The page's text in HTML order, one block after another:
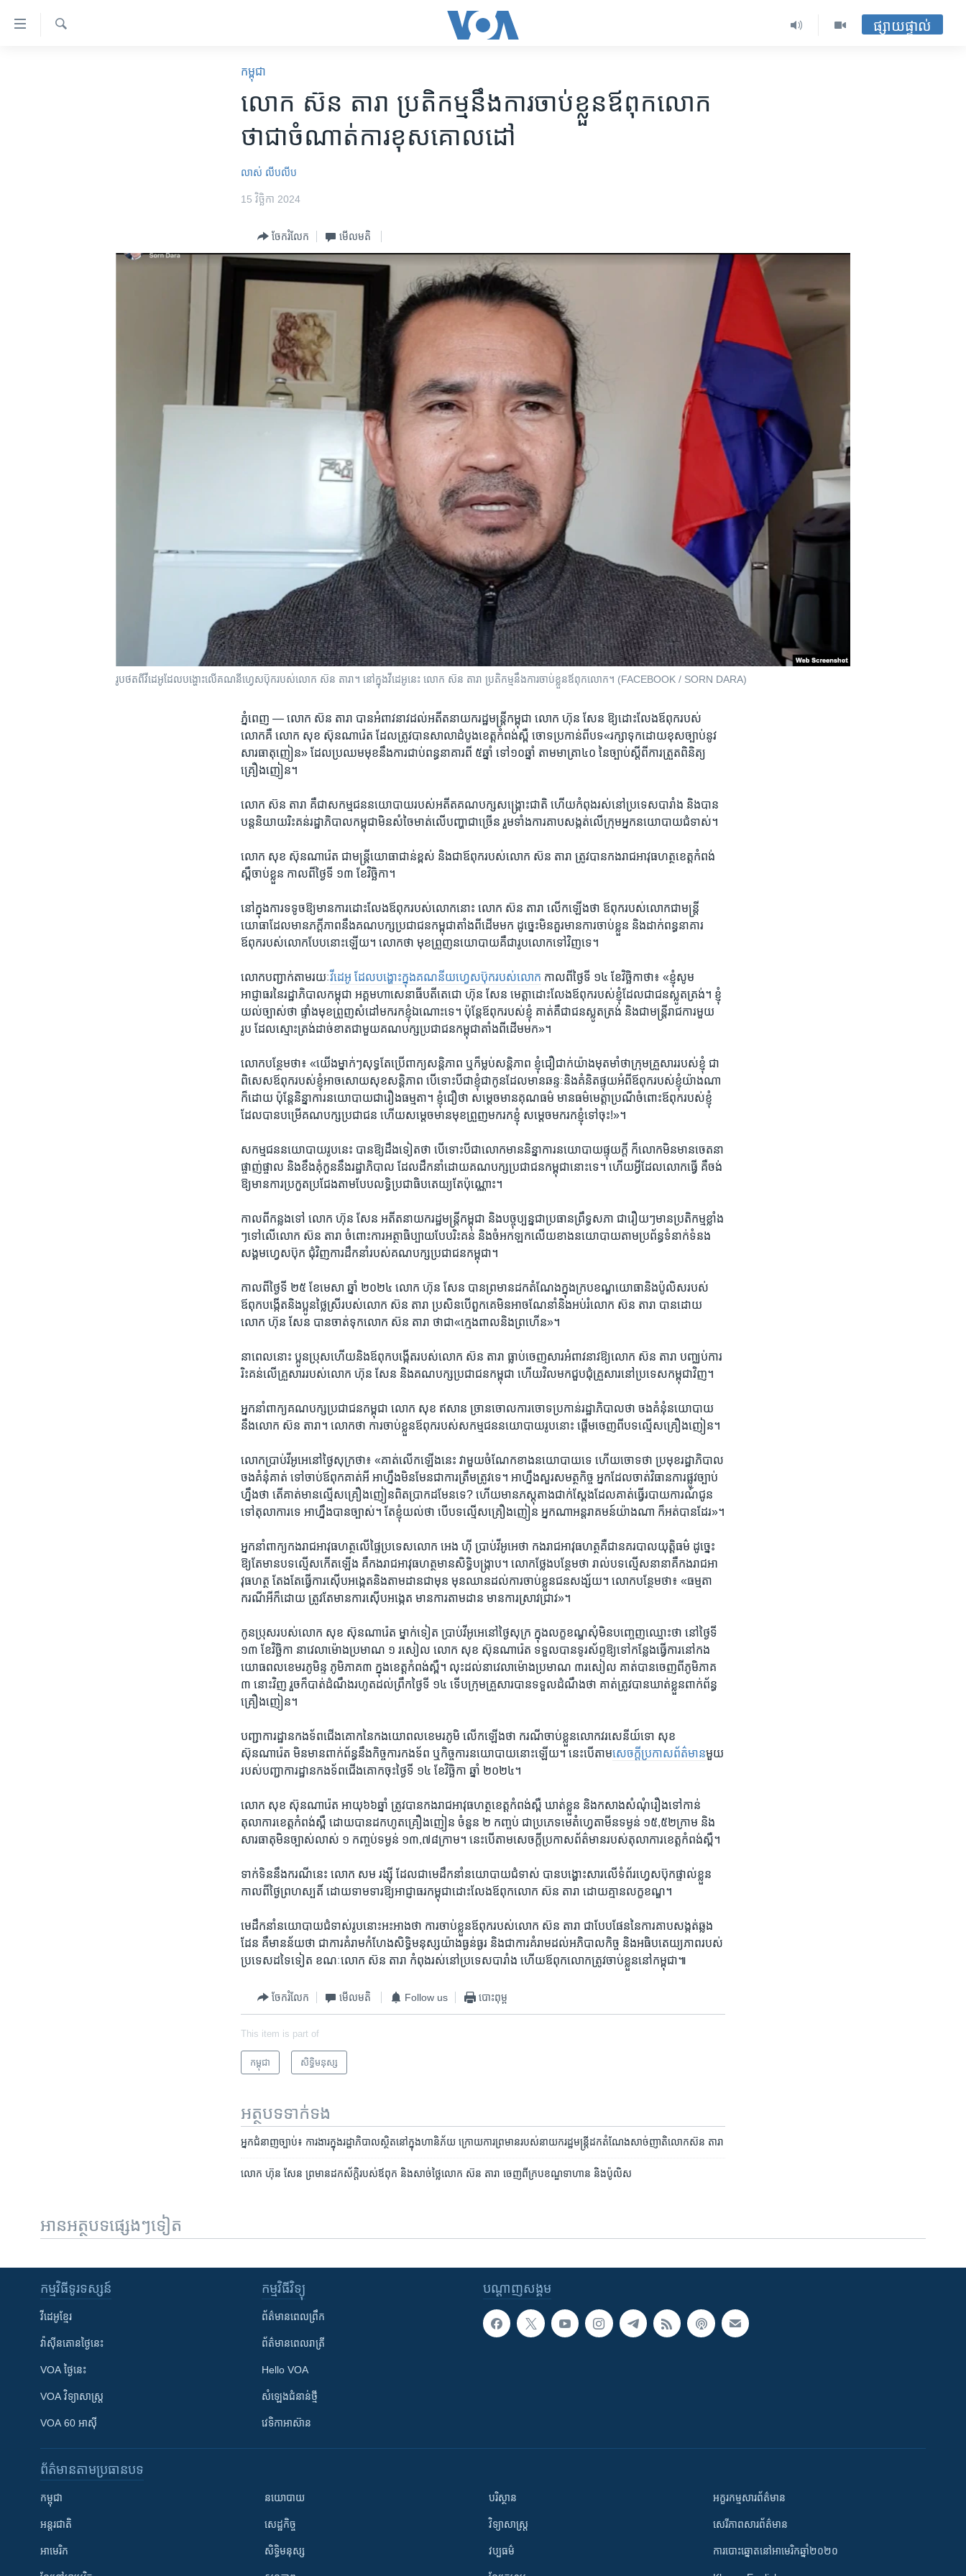
ទៅ​
ផ្សាយផ្ទាល់
កម្ពុជា
លោក​ ស៊ន តារា ប្រតិកម្មនឹង​​ការ​ចាប់​​ខ្លួន​​​ឪពុក​លោក​​
ថា​​ជា​​ចំណាត់​ការ​​ខុស​​គោលដៅ
លាស់ លីបលីប
15 វិច្ឆិកា 2024
ចែករំលែក មើល​មតិ
រូបថតពី​វីដេអូដែល​បង្ហោះលើ​គណនីហ្វេសប៊ុករបស់​លោក ស៊ន តារា។ នៅ​ក្នុងវីដេអូនេះ លោក​ ស៊ន តារា ប្រតិកម្មនឹង​​ការ​ចាប់​​ខ្លួន​​​ឪពុក​លោក​​។ (FACEBOOK / SORN DARA)
ភ្នំពេញ —លោក ​ស៊ន តារា​ បាន​អំពាវ​នាវ​ដល់​អតីត​នាយក​រដ្ឋ​មន្ត្រី​កម្ពុជា​ លោក ​ហ៊ុន សែន ​ឱ្យ​ដោះ​លែង​ឪពុក​របស់​
លោក​គឺ​ លោក សុខ ស៊ុន​ណា​រ៉េត ដែល​ត្រូវ​បានសាលា​ដំបូង​ខេត្ត​កំពង់ស្ពឺ ​ចោទ​ប្រកាន់​ពី​បទ​«រក្សា​ទុក​ដោយ​ខុស​ច្បាប់​នូវ​
សារ​ធាតុ​ញៀន» ដែល​ប្រឈម​មុខ​នឹង​ការជាប់​ពន្ធនាគារ​ពី ​៥ឆ្នាំ ​ទៅ​១០ឆ្នាំ ​តាម​មាត្រា​៤០ ​នៃ​ច្បាប់​ស្តីពីការ​ត្រួត​ពិនិត្យ​
គ្រឿង​ញៀន​។ ​
លោក ​ស៊ន តារា គឺ​ជា​សកម្មជន​នយោ​បាយ​របស់​អតីត​គណ​បក្ស​សង្គ្រោះ​ជាតិ ហើយ​កំពុង​រស់​នៅ​ប្រទេស​បារាំង​ និង​បាន​
បន្ត​និយាយ​រិះគន់​រដ្ឋាភិបាល​កម្ពុជា​មិន​សំចៃ​មាត់​លើ​បញ្ហា​ជាច្រើន​ រួម​ទាំង​ការ​គាប​សង្កត់លើ​ក្រុម​អ្នក​នយោ​បាយ​ជំទាស់។​
លោក សុខ ស៊ុន​ណារ៉េត​ ​ជា​មន្ត្រី​យោធា​ជាន់ខ្ពស់​ និង​ជា​ឪពុករបស់លោក ​ស៊ន តារា​ ​ត្រូវ​បាន​កង​រាជ​អាវុធ​ហត្ថ​ខេត្ត​កំពង់
ស្ពឺ​ចាប់ខ្លួន​ កាល​ពី​ថ្ងៃ​ទី ១៣ ​ខែ​វិច្ឆិកា​។
នៅ​ក្នុង​ការ​ទទូច​ឱ្យ​មាន​ការ​ដោះ​លែង​ឪពុក​របស់​លោក​នោះ ​លោក​ ស៊ន តារា​ ​លើក​ឡើង​ថា ​ឪពុក​របស់​លោក​ជា​មន្ត្រី​
យោធាដែលមាន​ភក្តី​ភាព​នឹង​គណបក្ស​ប្រជា​ជនកម្ពុជា​តាំង​ពី​ដើម​មក​ ដូច្នេះ​មិន​គួរ​មាន​ការ​ចាប់ខ្លួន​ និងដាក់​ពន្ធនាគារ​
ឪពុក​របស់​លោក​បែប​នោះ​ឡើយ។ លោក​ថា ​មុខ​ព្រួញ​នយោ​បាយគឺ​ជារូ​បលោកទៅវិញ​ទេ។
លោក​បញ្ជាក់​តាម​រយៈ​វី​ដេអូ​ ដែល​បង្ហោះ​ក្នុង​គណនីយ​ហ្វេសប៊ុក​របស់​លោក កាលពី​ថ្ងៃ​ទី​ ១៤ ​ខែ​វិច្ឆិកា​ថា​៖​ «​ខ្ញុំ​សូម​
អាជ្ញាធរ​នៃ​រដ្ឋា​ភិបាល​កម្ពុជា​ អគ្គ​មហាសេនា​ធីបតី​តេ​ជោ ​ហ៊ុន សែន ​មេត្តា​ដោះ​លែង​ឪពុក​របស់​ខ្ញុំ​ដែល​ជា​ជន​ស្លូត​ត្រង់។​ ខ្ញុំ​
យល់​ច្បាស់​ថា ​ផ្ទាំង​មុខ​ព្រួញ​សំដៅ​មក​រកខ្ញុំ​ឯណោះទេ​។ ​ប៉ុន្តែ​ឪពុក​របស់ខ្ញុំ ​គាត់គឺ​ជាជន​ស្លូត​ត្រង់ និង​ជា​មន្ត្រី​រាជ​ការ​មួយ
រូប ដែល​ស្មោះ​ត្រង់​ដាច់ខាត​ជាមួយ​គណ​បក្ស​ប្រជា​ជន​កម្ពុជា​តាំងពី​ដើម​មក​»។
លោក​បន្ថែម​ថា​៖ ​«យើង​ម្នាក់​ៗសុទ្ធ​តែប្រើ​ពាក្យ​សន្តិភាព ឬ​ក៏​ម្លប់​សន្តិភាព ខ្ញុំជឿ​ជាក់​យ៉ាង​មុត​មាំ​ថាក្រុម​គ្រួសារ​របស់​ខ្ញុំ ​ជា
ពិសេស​ឪពុក​របស់ខ្ញុំអាច​សោយ​សុខ​សន្តិ​ភាព បើ​ទោះបីជា​ខ្ញុំជាកូន​ដែល​មាន​ឆន្ទៈនិងគំនិតផ្ទុយ​អំពី​ឪពុក​របស់​ខ្ញុំ​យ៉ាង​ណា
ក៏​ដោយ​ ប៉ុន្តែ​និន្នាការ​នយោ​បាយ​ជារឿង​ធម្មតា។ ​ខ្ញុំជឿ​ថា​ សម្តេច​មាន​គុណ​ធម៌​ មាន​ធម៌​មេត្តា​ប្រណីចំពោះ​ឪពុក​របស់​ខ្ញុំ
ដែល​បាន​បម្រើ​គណ​បក្ស​ប្រជា​ជន ​ហើយសម្តេច​មាន​មុខ​ព្រួញ​មករក​ខ្ញុំ ​សម្តេច​មក​រក​ខ្ញុំ​ទៅចុះ​!»​។
សកម្ម​ជន​នយោ​បាយ​រូប​នេះ​ បាន​ឱ្យដឹងទៀតថា ​បើទោះ​បីជា​លោក​មាន​និន្នាការ​នយោ​បាយ​ផ្ទុយក្តី ក៏លោក​មិន​មាន​ចេតនា​
ផ្ចាញ់​ផ្ចាល ​និង​ខឹង​គុំ​កួន​នឹងរដ្ឋាភិបាល ​ដែល​ដឹកនាំ​ដោយ​គណ​បក្ស​ប្រជាជន​កម្ពុជា​នោះទេ។ ហើយអ្វី​ដែល​លោក​ធ្វើ​ គឺ​ចង់​
ឱ្យ​មាន​ការ​ប្រកួត​ប្រជែង​តាម​បែប​លទ្ធិ​ប្រជា​ធិប​តេយ្យ​តែ​ប៉ុណ្ណោះ​។
កាល​ពី​កន្លង​ទៅ ​លោក ​ហ៊ុន សែន ​អតីត​នាយក​រដ្ឋមន្ត្រី​កម្ពុជា និង​បច្ចុប្បន្ន​ជា​ប្រធាន​ព្រឹទ្ធ​សភា​ ​ជារឿយៗ​មានប្រតិកម្ម​ខ្លាំង​
ៗ​ទៅ​លើ​លោក ​ស៊ន តារា​ ចំពោះ​ការ​អត្ថា​ធិប្បាយ​បែប​រិះគន់​ និង​ចំអក​ឡក​លើយ​ខាង​នយោបាយតាម​ប្រព័ន្ធ​ទំនាក់​ទំនង​
សង្គម​ហ្វេស​ប៊ុក​ ជុំវិញ​ការ​ដឹក​នាំ​របស់​គណ​បក្ស​ប្រជា​ជន​កម្ពុជា។
កាល​ពីថ្ងៃ​ទី ២៥ ខែមេសា ​ឆ្នាំ​ ២០២៤ លោក​ ​ហ៊ុន សែន​ បាន​ព្រ​មាន​ដក​តំណែង​ក្នុង​ក្រប​ខណ្ឌ​យោធា​និង​ប៉ូលិសរបស់​
ឪពុក​បង្កើត​និង​ប្អូន​ថ្លៃ​ស្រី​របស់​លោក ស៊ន តារា ​ប្រសិន​បើ​ពួក​គេ​មិន​អាច​ណែនាំនិងអប់រំ​លោក ស៊ន ​តារា​ បានដោយ
លោក ហ៊ុន សែន បានចាត់​ទុក​លោក ស៊ន តារា ​ថា​ជា​«ក្មេង​ពាលនិងព្រហើន​»។​
នាពេល​នោះ ​ប្អូន​ប្រុសហើយ​និង​ឪពុក​បង្កើត​របស់​លោក​ ស៊ន តារា ​ធ្លាប់​ចេញ​សារ​អំពាវ​នាវ​ឱ្យ​លោក ស៊ន តារា​ បញ្ឈប់​ការ​
រិះគន់​លើ​គ្រួសារ​របស់​លោក ហ៊ុន សែន និង​គណ​បក្ស​ប្រជា​ជន​កម្ពុជា​ ហើយ​វិល​មក​ជួបជុំ​គ្រួសារ​នៅ​ប្រទេស​កម្ពុជា​វិញ​។
អ្នក​នាំ​ពាក្យ​គណ​បក្ស​ប្រជា​ជន​កម្ពុជា លោក ​សុខ​ ឥសាន​ ច្រាន​ចោល​ការចោទ​ប្រកាន់​រដ្ឋា​ភិ​បាល​ថា​ ចង​គំនុំ​នយោបាយ​
នឹង​លោក ​ស៊ន តារា។ លោក​ថា ​ការ​ចាប់ខ្លួន​ឪពុក​របស់​សកម្មជន​នយោបាយ​រូប​នោះ ​ផ្តើម​ចេញពីបទ​ល្មើស​គ្រឿង​ញៀន​។ ​
​លោកប្រាប់វីអូអេនៅ​ថ្ងៃសុក្រ​ថា៖ «គាត់​លើក​ឡើងនេះ វាមួយ​ចំណែក​ខាង​នយោ​បាយ​ទេ ​ហើយ​ចោទថា​ ​ប្រមុខ​រដ្ឋា​ភិបាល​
ចង​គំនុំ​គាត់ ​ទៅ​ចាប់​ឪពុក​គាត់អី ​អាហ្នឹង​មិន​មែន​ជា​ការ​ត្រឹម​ត្រូវទេ​។ ​អាហ្នឹង​សួរ​សមត្ថ​កិច្ច ​អ្នក​ដែល​ចាត់​វិធានការ​ផ្លូវ​ច្បាប់​
ហ្នឹង​ថា តើ​គាត់​មាន​ល្មើស​គ្រឿង​ញៀន​ពិត​ប្រាក​ដ​មែនទេ?​ ហើយ​មាន​ភស្តុតាង​ជា​ក់ស្តែង​ដែល​គាត់​ធ្វើ​របាយ​ការណ៍​ជូន​
ទៅ​តុលាការ​ទេ ​អាហ្នឹង​បាន​ច្បាស់​។ តែ​ខ្ញុំ​យល់​ថា បើបទ​ល្មើស​គ្រឿង​ញៀន​ អ្នក​ណា​អន្ត​រាគមន៍​យ៉ាង​ណា ​ក៏​អត់​បាន​ដែរ»​។
អ្នក​នាំពាក្យ​កង​រាជ​អាវុធ​ហត្ថ​លើ​ផ្ទៃ​ប្រទេស​លោក ​អេង ហ៊ី​ ប្រាប់​វីអូអេ​ថា កង​រាជ​អាវុធ​ហត្ថ​គឺជា​នគរ​បាល​យុត្តិធម៌ ​ដូច្នេះ​
ឱ្យ​តែមាន​បទ​ល្មើសកើត​ឡើង​ គឺ​កង​រាជ​អាវុធ​ហត្ថមាន​សិទ្ធិបង្ក្រាប​។ លោក​ថ្លែងបន្ថែម​ថា​ រាល់​បទ​ល្មើស​នានា​គឺ​កង​រាជ​អា​
វុធ​ហត្ថ​ ​តែងតែ​ធ្វើការស៊ើប​អង្កេតនិង​តាម​ដាន​ជា​មុន​ មុន​ឈាន​ដល់​ការ​ចាប់​ខ្លួន​ជន​សង្ស័យ​។ លោក​បន្ថែម​ថា៖ ​«ធម្មតា​
ករណីអីក៏​ដោយ ​ត្រូវតែ​មាន​ការស៊ើបអង្កេត​ មានការ​តាម​ដាន មាន​ការ​ស្រាវ​ជ្រាវ​»។
កូន​ប្រុស​របស់​លោក​ សុខ ស៊ុ​នណារ៉េត ​ម្នាក់​ទៀត ​ប្រាប់វីអូអេនៅ​ថ្ងៃសុក្រ ​ក្នុង​លក្ខ​ខណ្ឌ​សុំ​មិន​បញ្ចេញ​ឈ្មោះថា ​នៅ​ថ្ងៃទី ​
១៣ ខែវិច្ឆិកា ​នា​វេលា​ម៉ោងប្រមាណ ១ ​រសៀល លោក ​សុខ ស៊ុន​ណា​រ៉េត ទទួល​បាន​ទូរ​ស័ព្ទឱ្យទៅ​កន្លែង​ធ្វើការ​នៅ​កង​
យោធ​ពល​ខេមរ​ភូមិន្ទ ​ភូមិ​ភាគ​៣​ ក្នុង​ខេត្ត​កំពង់​ស្ពឺ។ លុះ​ដល់​នា​វេលា​ម៉ោង​ប្រមាណ​ ៣​រសៀល ​គាត់​បាន​ចេញ​ពី​ភូមិភាគ​
៣ ​នោះ​វិញ​ ​រួច​ក៏​បាត់​ដំណឹង​រហូត​ដល់​ព្រឹក​ថ្ងៃ​ទី​ ១៤ ​ទើប​ក្រុម​គ្រួសារបានទទួល​ដំណឹង​ថា ​គាត់​ត្រូវ​បាន​ឃាត់​ខ្លួន​ពាក់​ព័ន្ធ​
គ្រឿង​ញៀន​។
បញ្ជា​ការ​ដ្ឋាន​កងទ័ព​ជើង​គោកនៃ​កង​យោពល​ខេម​រភូមិ ​លើកឡើង​ថា ​ករណី​ចាប់​ខ្លួន​លោក​វរ​សេនីយ៍​ទោ សុខ
ស៊ុនណារ៉េត ​មិន​មាន​ពាក់ព័ន្ធ​នឹង​កិច្ច​ការ​កងទ័ព ឬ​កិច្ច​ការ​នយោ​បាយ​នោះឡើយ​។ នេះ​បើ​តាម​សេចក្តី​ប្រកាស​ព័ត៌មាន​មួយ​
របស់​បញ្ជា​ការ​ដ្ឋាន​កងទ័ព​ជើង​គោក​ចុះថ្ងៃ​ទី​ ១៤ ខែ​វិច្ឆិកា ឆ្នាំ​ ២០២៤​។
លោក​ សុខ ស៊ុនណា​រ៉េត ​អាយុ​៦៦ឆ្នាំ ​ត្រូវ​បាន​កង​រាជ​អាវុធ​ហត្ថ​ខេត្ត​កំពង់​ស្ពឺ ឃាត់​ខ្លួន​ និង​កសាង​សំណុំ​រឿង​ទៅ​កាន់​
តុលាការ​ខេត្ត​កំពង់ស្ពឺ ​ដោយបាន​ដកហូត​គ្រឿង​ញៀន ​ចំនួន ២​ កញ្ចប់​ ជា​ប្រភេទ​មេតំហ្វេ​តាមីន​ទម្ងន់​ ១៥,​៥២​ក្រាម​ និង​
សារធាតុ​មិន​ច្បាស់​លាស់​ ១ ​កញ្ចប់​ទម្ងន់​ ១៣,​៧៨​ក្រាម។ នេះ​បើ​តាមសេចក្តី​ប្រកាស​ព័ត៌​មាន​របស់​តុលាការ​ខេត្ត​កំពង់ស្ពឺ​។​
ទាក់​ទិននឹង​ករណី​នេះ លោក ​សម រង្ស៊ី ដែល​ជា​មេដឹក​នាំ​នយោបាយ​ជំទាស់​ បាន​បង្ហោះ​សារ​លើ​ទំព័រ​ហ្វេស​ប៊ុក​ផ្ទាល់​ខ្លួន ​
កាលពី​ថ្ងៃ​ព្រហស្បតិ៍ ​ដោយ​ទាមទារ​ឱ្យ​អាជ្ញាធរ​កម្ពុជា​ដោះលែង​ឪពុក​លោក ស៊ន តារា ដោយ​គ្មាន​លក្ខ​ខណ្ឌ​។ ​
មេដឹកនាំ​នយោបាយ​ជំទាស់​រូបនោះ​អះអាងថា​ ការ​ចាប់ខ្លួន​ឪពុករបស់លោក ​ស៊ន តារា ​ជា​បែប​ផែន​នៃ​ការគាប​សង្កត់​ឆ្លង​
ដែន​ គឺ​មាន​ន័យ​ថា​ ជា​ការ​គំរាម​កំហែង​សិទ្ធិ​មនុស្ស​យ៉ាង​ធ្ងន់ធ្ងរ​ និង​ជា​ការ​គំរាម​ដល់​អភិបាល​កិច្ច​ និង​អធិប​តេយ្យ​ភាព​របស់​
ប្រទេស​ដទៃ​ទៀត ខណៈ​លោក​ ស៊ន តារា​ កំពុង​រស់​នៅ​ប្រទេស​បារាំង​ ហើយ​ឪពុក​លោក​ត្រូវ​ចាប់ខ្លួន​នៅ​កម្ពុជា​៕
ចែករំលែក មើល​មតិ Follow us បោះពុម្ព
This item is part of
កម្ពុជា សិទ្ធិ​មនុស្ស
អត្ថបទ​ទាក់ទង
អ្នក​ជំនាញ​ច្បាប់៖ ការងារ​ក្នុង​​រដ្ឋាភិបាល​ស្ថិត​នៅ​ក្នុង​ហានិភ័យ​​ ក្រោយ​ការ​ព្រមាន​របស់​នាយករដ្ឋមន្ត្រី​​ដក​តំណែង​សាច់​ញាតិ​លោក​ស៊ន តារា​
លោក ហ៊ុន សែន ព្រមាន​​ដក​​ស័ក្តិ​របស់​ឪពុក និង​សាច់ថ្លៃ​​​​លោក ស៊ន តារា ចេញ​ពី​ក្រប​ខណ្ឌ​ទាហាន និង​ប៉ូលិស
អានអត្ថបទផ្សេងៗទៀត
បណ្តាញ​សង្គម
កម្មវិធី​ទូរទស្សន៍
វីដេអូ​ខ្មែរ
វ៉ាស៊ីនតោន​ថ្ងៃ​នេះ
VOA ថ្ងៃនេះ
VOA ​វិទ្យាសាស្ត្រ
VOA 60 អាស៊ី
កម្មវិធី​វិទ្យុ
ព័ត៌មាន​ពេល​ព្រឹក
ព័ត៌មាន​​ពេល​រាត្រី
Hello VOA
សំឡេង​ជំនាន់​ថ្មី
វេទិកា​អាស៊ាន
ព័ត៌មាន​តាមប្រធានបទ​
កម្ពុជា
អន្តរជាតិ
អាមេរិក
នយោបាយ
សេដ្ឋកិច្ច
សិទ្ធិមនុស្ស
បរិស្ថាន
វិទ្យាសាស្រ្ត
វប្បធម៌
អក្ខរកម្មសារព័ត៌មាន
សេរីភាពសារព័ត៌មាន
ការបោះឆ្នោតនៅអាមេរិកឆ្នាំ២០២០